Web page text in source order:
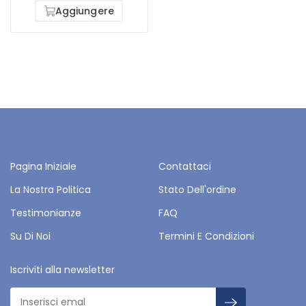
Aggiungere
Pagina Iniziale
Contattaci
La Nostra Politica
Stato Dell'ordine
Testimonianze
FAQ
Su Di Noi
Termini E Condizioni
Iscriviti alla newsletter